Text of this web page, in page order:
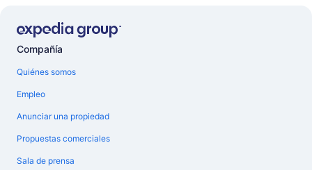
Compañía
Quiénes somos
Empleo
Anunciar una propiedad
Propuestas comerciales
Sala de prensa